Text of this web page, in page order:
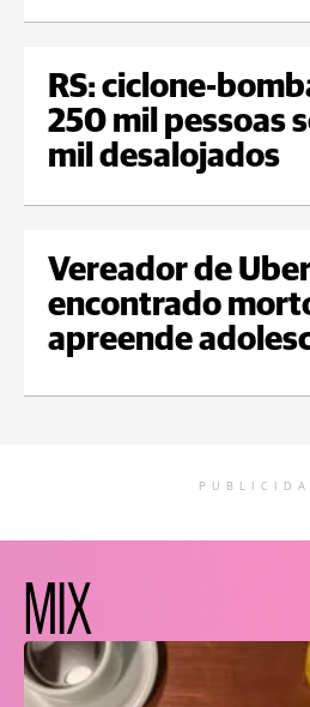
RS: ciclone-
250 mil pessoas
mil desalojados
Vereador de
encontrado
apreende
MIX